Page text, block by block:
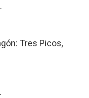
Tres Picos,